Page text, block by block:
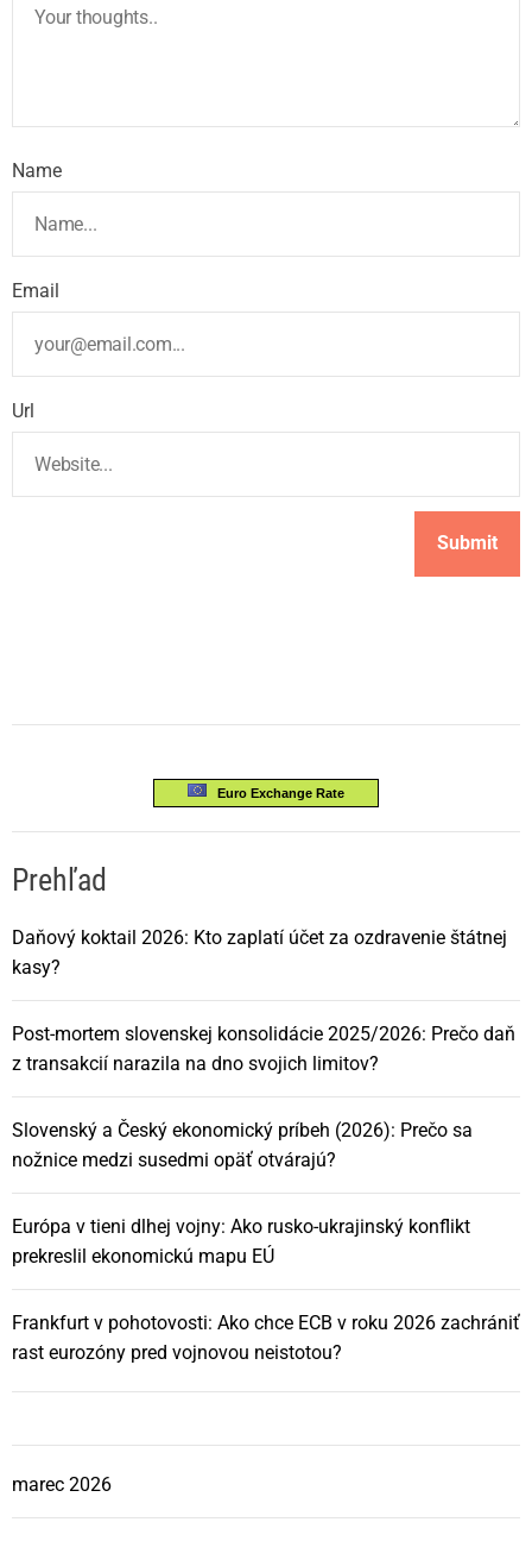
Name
Email
Url
Euro Exchange Rate
Prehľad
Daňový koktail 2026: Kto zaplatí účet za ozdravenie štátnej
kasy?
Post-mortem slovenskej konsolidácie 2025/2026: Prečo daň
z transakcií narazila na dno svojich limitov?
Slovenský a Český ekonomický príbeh (2026): Prečo sa
nožnice medzi susedmi opäť otvárajú?
Európa v tieni dlhej vojny: Ako rusko-ukrajinský konflikt
prekreslil ekonomickú mapu EÚ
Frankfurt v pohotovosti: Ako chce ECB v roku 2026 zachrániť
rast eurozóny pred vojnovou neistotou?
marec 2026